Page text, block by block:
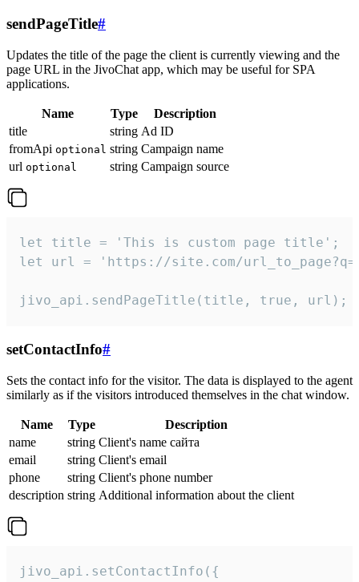
sendPageTitle#
Updates the title of the page the client is currently viewing and the
page URL in the JivoChat app, which may be useful for SPA
applications.
Name Type
Description
title
string Ad ID
fromApi optional string Campaign name
url optional string Campaign source
let title = 'This is custom page title';
let url = 'https://site.com/
jivo_api.sendPageTitle(title, true, url);
setContactInfo#
Sets the contact info for the visitor. The data is displayed to the agent
similarly as if the visitors introduced themselves in the chat window.
Name Type
Description
name
string Client's name сайта
email
string Client's email
phone
string Client's phone number
description string Additional information about the client
jivo_api.setContactInfo({